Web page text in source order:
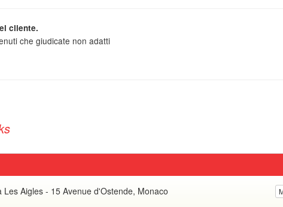
cliente.
che giudicate non adatti
Les Aigles - 15 Avenue d'Ostende, Monaco